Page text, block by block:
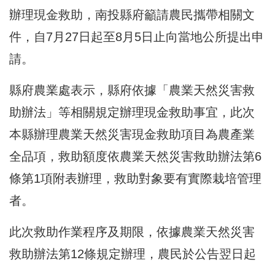
辦理現金救助，南投縣府籲請農民攜帶相關文
件，自7月27日起至8月5日止向當地公所提出申
請。
縣府農業處表示，縣府依據「農業天然災害救
助辦法」等相關規定辦理現金救助事宜，此次
本縣辦理農業天然災害現金救助項目為農產業
全品項，救助額度依農業天然災害救助辦法第6
條第1項附表辦理，救助對象要有實際栽培管理
者。
此次救助作業程序及期限，依據農業天然災害
救助辦法第12條規定辦理，農民於公告翌日起